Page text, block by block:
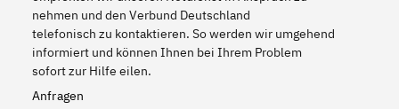
nehmen und den Verbund Deutschland
telefonisch zu kontaktieren. So werden wir umgehend
informiert und können Ihnen bei Ihrem Problem
sofort zur Hilfe eilen.
Anfragen